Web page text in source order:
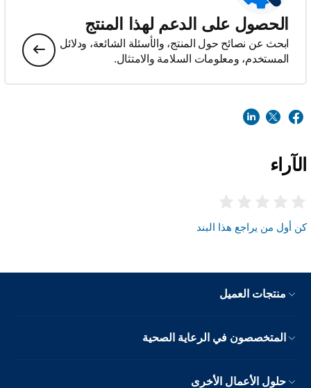
الحصول على الدعم لهذا المنتج
ابحث عن نصائح حول المنتج، والأسئلة الشائعة، ودلائل
المستخدم، ومعلومات السلامة والامتثال.
الآراء
كن أول من يراجع هذا البند
منتجات العميل
المتخصصون في الرعاية الصحية
حلول الأعمال الأخرى